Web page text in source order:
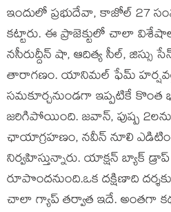
ఇందులో ప్రభుదేవా, కాజోల్ 27
కట్టారు. ఈ ప్రాజెక్టులో చాలా
నసీరుద్దీన్ షా, ఆదిత్య సీల్, జిస్సు
తారాగణం. యానిమల్ ఫేమ్
సమకూర్చనుండగా ఇప్పటికే
జరిగిపోయింది. జవాన్, పుష్ప 2లను
ఛాయాగ్రహణం, నవీన్ నూలి
నిర్వహిస్తున్నారు. యాక్షన్ బ్యాక్
రూపొందనుంది.ఒక దక్షిణాది
చాలా గ్యాప్ తర్వాత ఇదే. అంతగా